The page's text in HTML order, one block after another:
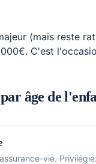
(mais reste
C'est
âge de
vie.